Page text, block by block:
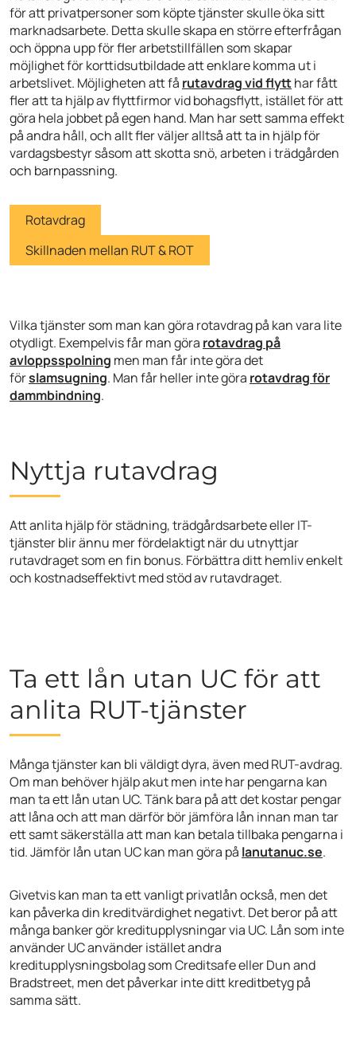
för att privatpersoner som köpte tjänster skulle öka sitt
marknadsarbete. Detta skulle skapa en större efterfrågan
och öppna upp för fler arbetstillfällen som skapar
möjlighet för korttidsutbildade att enklare komma ut i
arbetslivet. Möjligheten att få rutavdrag vid flytthar fått
fler att ta hjälp av flyttfirmor vid bohagsflytt, istället för att
göra hela jobbet på egen hand. Man har sett samma effekt
på andra håll, och allt fler väljer alltså att ta in hjälp för
vardagsbestyr såsom att skotta snö, arbeten i trädgården
och barnpassning.
Rotavdrag
Skillnaden mellan RUT & ROT
Vilka tjänster som man kan göra rotavdrag på kan vara lite
otydligt. Exempelvis får man göra rotavdrag på
avloppsspolning men man får inte göra det
förslamsugning. Man får heller inte göra rotavdrag för
dammbindning.
Nyttja rutavdrag
Att anlita hjälp för städning, trädgårdsarbete eller IT-
tjänster blir ännu mer fördelaktigt när du utnyttjar
rutavdraget som en fin bonus. Förbättra ditt hemliv enkelt
och kostnadseffektivt med stöd av rutavdraget.
Ta ett lån utan UC för att
anlita RUT-tjänster
Många tjänster kan bli väldigt dyra, även med RUT-avdrag.
Om man behöver hjälp akut men inte har pengarna kan
man ta ett lån utan UC. Tänk bara på att det kostar pengar
att låna och att man därför bör jämföra lån innan man tar
ett samt säkerställa att man kan betala tillbaka pengarna i
tid. Jämför lån utan UC kan man göra på lanutanuc.se.
Givetvis kan man ta ett vanligt privatlån också, men det
kan påverka din kreditvärdighet negativt. Det beror på att
många banker gör kreditupplysningar via UC. Lån som inte
använder UC använder istället andra
kreditupplysningsbolag som Creditsafe eller Dun and
Bradstreet, men det påverkar inte ditt kreditbetyg på
samma sätt.